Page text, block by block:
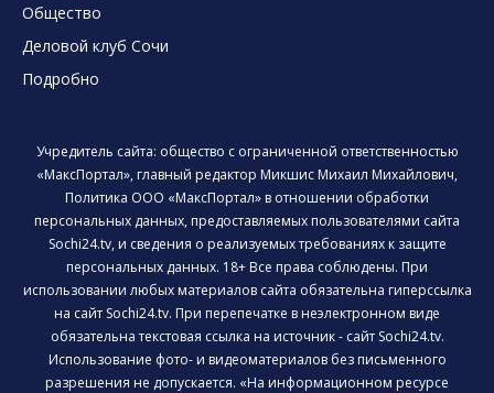
Общество
Деловой клуб Сочи
Подробно
Учредитель сайта: общество с ограниченной ответственностью
«МаксПортал», главный редактор Микшис Михаил Михайлович,
Политика ООО «МаксПортал» в отношении обработки
персональных данных, предоставляемых пользователями сайта
Sochi24.tv, и сведения о реализуемых требованиях к защите
персональных данных. 18+ Все права соблюдены. При
использовании любых материалов сайта обязательна гиперссылка
на сайт Sochi24.tv. При перепечатке в неэлектронном виде
обязательна текстовая ссылка на источник - сайт Sochi24.tv.
Использование фото- и видеоматериалов без письменного
разрешения не допускается. «На информационном ресурсе